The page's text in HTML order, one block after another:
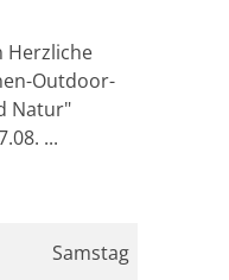
Herzliche
Outdoor-
Natur"
...
Samstag